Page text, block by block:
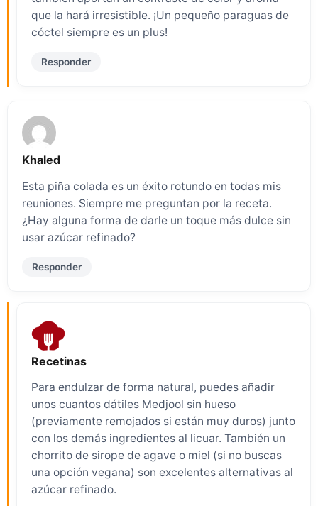
que la hará irresistible. ¡Un pequeño paraguas de
cóctel siempre es un plus!
Responder
Khaled
Esta piña colada es un éxito rotundo en todas mis
reuniones. Siempre me preguntan por la receta.
¿Hay alguna forma de darle un toque más dulce sin
usar azúcar refinado?
Responder
Recetinas
Para endulzar de forma natural, puedes añadir
unos cuantos dátiles Medjool sin hueso
(previamente remojados si están muy duros) junto
con los demás ingredientes al licuar. También un
chorrito de sirope de agave o miel (si no buscas
una opción vegana) son excelentes alternativas al
azúcar refinado.